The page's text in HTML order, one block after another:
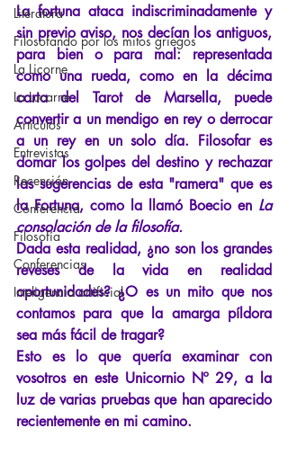
Literatura
Filosofando por los mitos griegos
La Licorne
La Lucarne
Artículos
Entrevistas
Recensión
Conferencia
Filosofía
Conferencias
Inteligencia artificial
La fortuna ataca indiscriminadamente y
sin previo aviso, nos decían los antiguos,
para bien o para mal: representada
como una rueda, como en la décima
carta del Tarot de Marsella, puede
convertir a un mendigo en rey o derrocar
a un rey en un solo día. Filosofar es
domar los golpes del destino y rechazar
las sugerencias de esta "ramera" que es
la Fortuna, como la llamó Boecio en La
consolación de la filosofía.
Dada esta realidad, ¿no son los grandes
reveses de la vida en realidad
oportunidades? ¿O es un mito que nos
contamos para que la amarga píldora
sea más fácil de tragar?
Esto es lo que quería examinar con
vosotros en este Unicornio Nº 29, a la
luz de varias pruebas que han aparecido
recientemente en mi camino.